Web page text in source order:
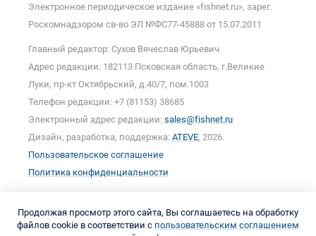
Электронное периодическое издание «fishnet.ru», зарег.
Роскомнадзором cв-во ЭЛ №ФС77-45888 от 15.07.2011
Главный редактор: Сухов Вячеслав Юрьевич
Адрес редакции: 182113 Псковская область, г.Великие
Луки, пр-кт Октябрьский, д.40/7, пом.1003
Телефон редакции: +7 (81153) 38685
Электронный адрес редакции: sales@fishnet.ru
Дизайн, разработка, поддержка: ATEVE, 2026.
Пользовательское соглашение
Политика конфиденциальности
Продолжая просмотр этого сайта, Вы соглашаетесь на обработку
файлов cookie в соответствии с пользовательским соглашением